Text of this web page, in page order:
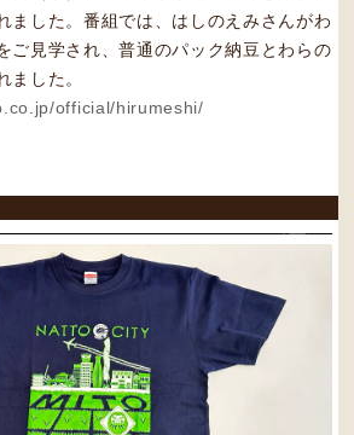
ました。番組では、はしのえみさんがわ
ご見学され、普通のパック納豆とわらの
ました。
official/hirumeshi/